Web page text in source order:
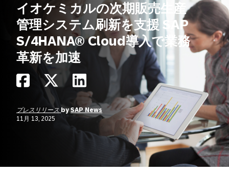
イオケミカルの次期販売生産
管理システム刷新を支援 SAP
S/4HANA® Cloud導入で業務
革新を加速
プレスリリース bySAP News
11月 13, 2025